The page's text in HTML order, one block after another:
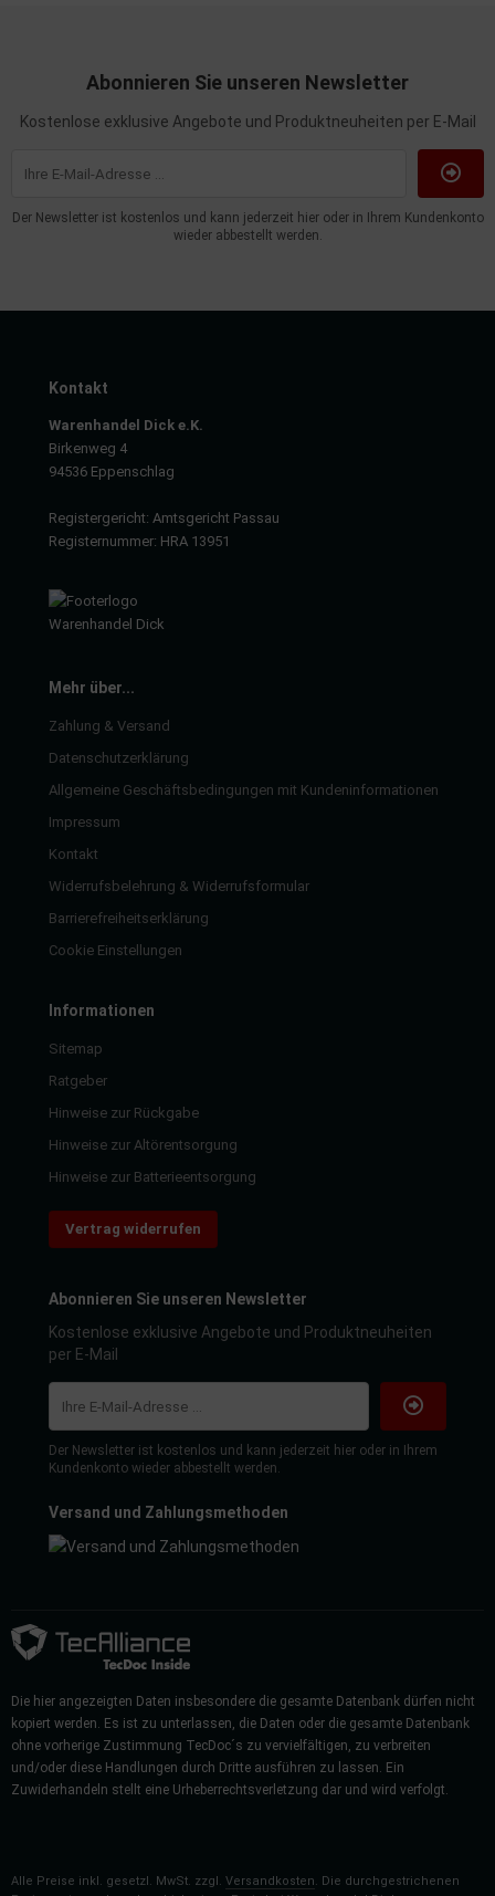
Abonnieren Sie unseren Newsletter
Kostenlose exklusive Angebote und Produktneuheiten per E-Mail
Der Newsletter ist kostenlos und kann jederzeit hier oder in Ihrem Kundenkonto
wieder abbestellt werden.
Kontakt
Warenhandel Dick e.K.
Birkenweg 4
94536 Eppenschlag
Registergericht: Amtsgericht Passau
Registernummer: HRA 13951
Mehr über...
Zahlung & Versand
Datenschutzerklärung
Allgemeine Geschäftsbedingungen mit Kundeninformationen
Impressum
Kontakt
Widerrufsbelehrung & Widerrufsformular
Barrierefreiheitserklärung
Cookie Einstellungen
Informationen
Sitemap
Ratgeber
Hinweise zur Rückgabe
Hinweise zur Altörentsorgung
Hinweise zur Batterieentsorgung
Vertrag widerrufen
Abonnieren Sie unseren Newsletter
Kostenlose exklusive Angebote und Produktneuheiten
per E-Mail
Der Newsletter ist kostenlos und kann jederzeit hier oder in Ihrem
Kundenkonto wieder abbestellt werden.
Versand und Zahlungsmethoden
Die hier angezeigten Daten insbesondere die gesamte Datenbank dürfen nicht
kopiert werden. Es ist zu unterlassen, die Daten oder die gesamte Datenbank
ohne vorherige Zustimmung TecDoc´s zu vervielfältigen, zu verbreiten
und/oder diese Handlungen durch Dritte ausführen zu lassen. Ein
Zuwiderhandeln stellt eine Urheberrechtsverletzung dar und wird verfolgt.
Alle Preise inkl. gesetzl. MwSt. zzgl. Versandkosten. Die durchgestrichenen